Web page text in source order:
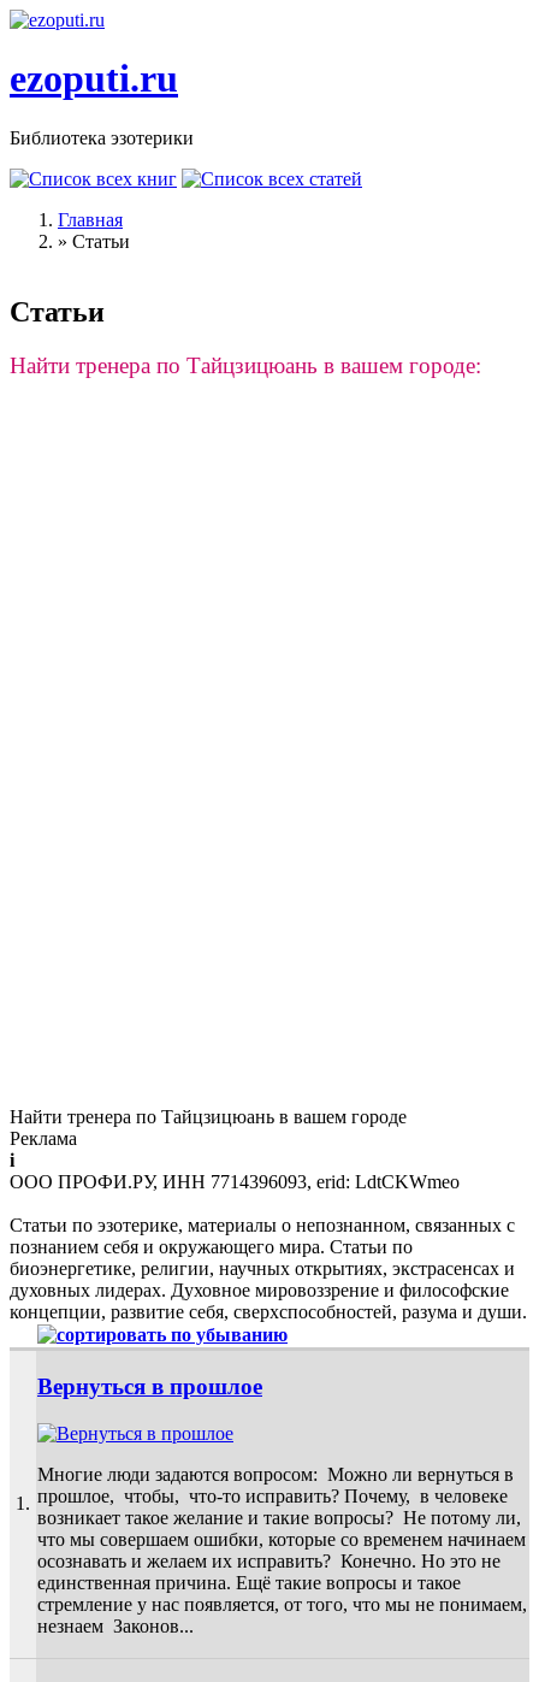
Перейти к основному содержанию
ezoputi.ru
Библиотека эзотерики
Вы здесь
Главная
» Статьи
Статьи
Найти тренера по Тайцзицюань в вашем городе:
Найти тренера по Тайцзицюань в вашем городе
Реклама
i
ООО ПРОФИ.РУ, ИНН 7714396093, erid: LdtCKWmeo
Статьи по эзотерике, материалы о непознанном, связанных с
познанием себя и окружающего мира. Статьи по
биоэнергетике, религии, научных открытиях, экстрасенсах и
духовных лидерах. Духовное мировоззрение и философские
концепции, развитие себя, сверхспособностей, разума и души.
1.
Вернуться в прошлое
Многие люди задаются вопросом: Можно ли вернуться в
прошлое, чтобы, что-то исправить? Почему, в человеке
возникает такое желание и такие вопросы? Не потому ли,
что мы совершаем ошибки, которые со временем начинаем
осознавать и желаем их исправить? Конечно. Но это не
единственная причина. Ещё такие вопросы и такое
стремление у нас появляется, от того, что мы не понимаем,
незнаем Законов...